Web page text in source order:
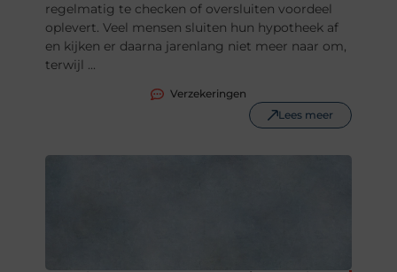
regelmatig te checken of oversluiten voordeel
oplevert. Veel mensen sluiten hun hypotheek af
en kijken er daarna jarenlang niet meer naar om,
terwijl ...
Verzekeringen
Lees meer